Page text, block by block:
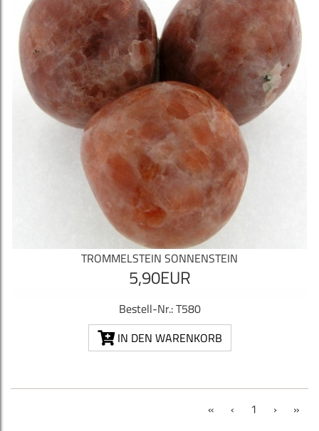
TROMMELSTEIN SONNENSTEIN
5,90EUR
Bestell-Nr.: T580
IN DEN WARENKORB
« ‹ 1 (current)
› »